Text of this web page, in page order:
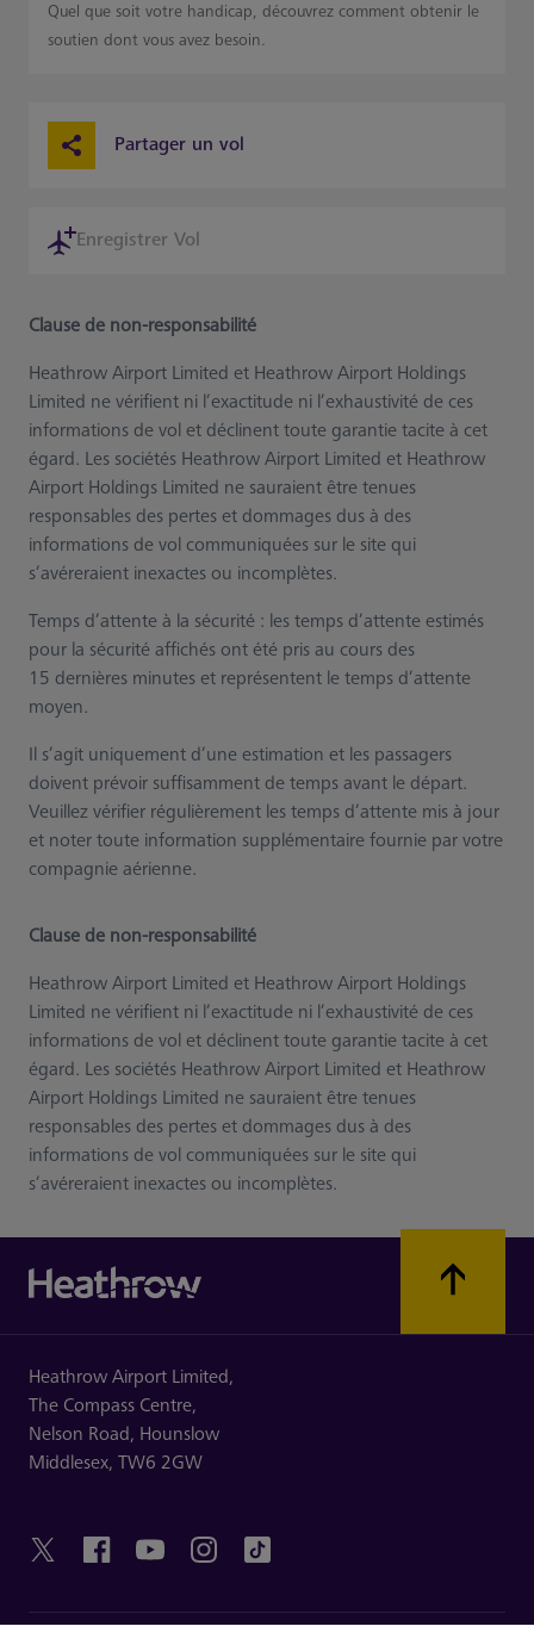
Quel que soit votre handicap, découvrez comment obtenir le
soutien dont vous avez besoin.
Partager un vol
Enregistrer Vol
Clause de non-responsabilité
Heathrow Airport Limited et Heathrow Airport Holdings
Limited ne vérifient ni l’exactitude ni l’exhaustivité de ces
informations de vol et déclinent toute garantie tacite à cet
égard. Les sociétés Heathrow Airport Limited et Heathrow
Airport Holdings Limited ne sauraient être tenues
responsables des pertes et dommages dus à des
informations de vol communiquées sur le site qui
s’avéreraient inexactes ou incomplètes.
Temps d’attente à la sécurité : les temps d’attente estimés
pour la sécurité affichés ont été pris au cours des
15 dernières minutes et représentent le temps d’attente
moyen.
Il s’agit uniquement d’une estimation et les passagers
doivent prévoir suffisamment de temps avant le départ.
Veuillez vérifier régulièrement les temps d’attente mis à jour
et noter toute information supplémentaire fournie par votre
compagnie aérienne.
Clause de non-responsabilité
Heathrow Airport Limited et Heathrow Airport Holdings
Limited ne vérifient ni l’exactitude ni l’exhaustivité de ces
informations de vol et déclinent toute garantie tacite à cet
égard. Les sociétés Heathrow Airport Limited et Heathrow
Airport Holdings Limited ne sauraient être tenues
responsables des pertes et dommages dus à des
informations de vol communiquées sur le site qui
s’avéreraient inexactes ou incomplètes.
Heathrow Airport Limited,
The Compass Centre,
Nelson Road, Hounslow
Middlesex, TW6 2GW